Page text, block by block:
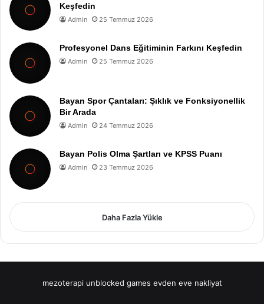
Keşfedin
Admin 25 Temmuz 2026
Profesyonel Dans Eğitiminin Farkını Keşfedin
Admin 25 Temmuz 2026
Bayan Spor Çantaları: Şıklık ve Fonksiyonellik
Bir Arada
Admin 24 Temmuz 2026
Bayan Polis Olma Şartları ve KPSS Puanı
Admin 23 Temmuz 2026
Daha Fazla Yükle
mezoterapi unblocked games evden eve nakliyat